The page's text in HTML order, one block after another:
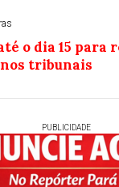
o dia 15 para
tribunais
PUBLICIDADE